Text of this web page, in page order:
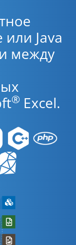
Java
между
® Excel.